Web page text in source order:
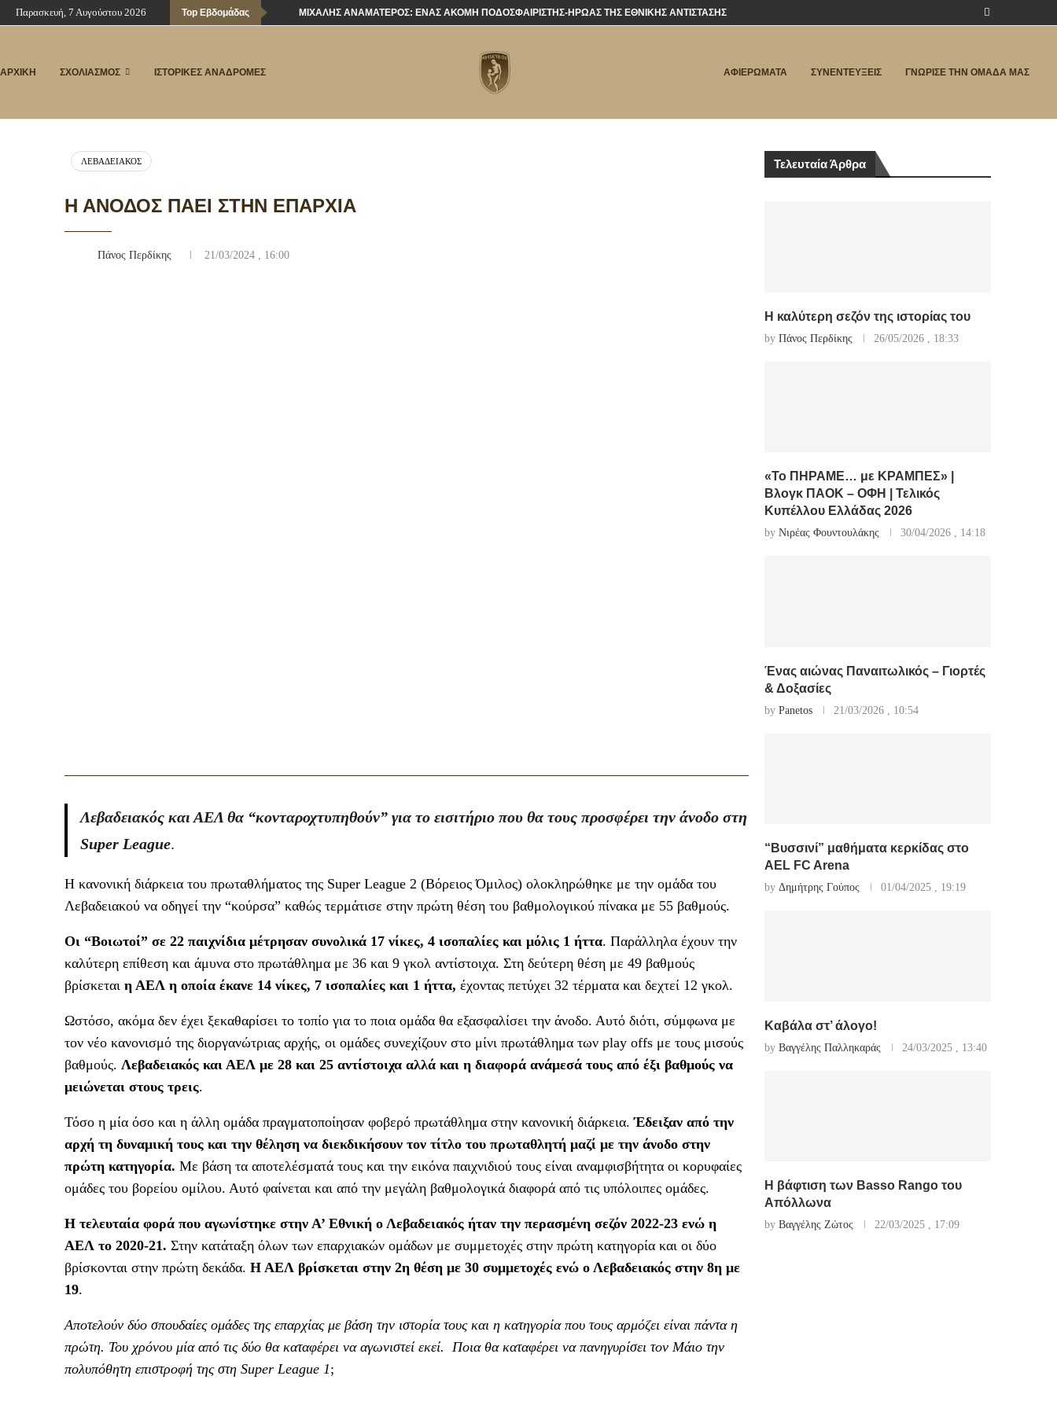
Παρασκευή, 7 Αυγούστου 2026 Top Εβδομάδας ΜΙΧΆΛΗΣ ΑΝΑΜΑΤΕΡΌΣ: ΈΝΑΣ ΑΚΌΜΗ ΠΟΔΟΣΦΑΙΡΙΣΤΉΣ-ΉΡΩΑΣ ΤΗΣ ΕΘΝΙΚΉΣ ΑΝΤΊΣΤΑΣΗΣ
ΑΡΧΙΚΗ ΣΧΟΛΙΑΣΜΟΣ ΙΣΤΟΡΙΚΕΣ ΑΝΑΔΡΟΜΕΣ ΑΦΙΕΡΩΜΑΤΑ ΣΥΝΕΝΤΕΥΞΕΙΣ ΓΝΩΡΙΣΕ ΤΗΝ ΟΜΑΔΑ ΜΑΣ
ΛΕΒΑΔΕΙΑΚΌΣ
Η ΆΝΟΔΟΣ ΠΆΕΙ ΣΤΗΝ ΕΠΑΡΧΊΑ
Πάνος Περδίκης 21/03/2024 , 16:00
Λεβαδειακός και ΑΕΛ θα “κονταροχτυπηθούν” για το εισιτήριο που θα τους προσφέρει την άνοδο στη
Super League.
Η κανονική διάρκεια του πρωταθλήματος της Super League 2 (Βόρειος Όμιλος) ολοκληρώθηκε με την ομάδα του
Λεβαδειακού να οδηγεί την “κούρσα” καθώς τερμάτισε στην πρώτη θέση του βαθμολογικού πίνακα με 55 βαθμούς.
Οι “Βοιωτοί” σε 22 παιχνίδια μέτρησαν συνολικά 17 νίκες, 4 ισοπαλίες και μόλις 1 ήττα. Παράλληλα έχουν την
καλύτερη επίθεση και άμυνα στο πρωτάθλημα με 36 και 9 γκολ αντίστοιχα. Στη δεύτερη θέση με 49 βαθμούς
βρίσκεται η ΑΕΛ η οποία έκανε 14 νίκες, 7 ισοπαλίες και 1 ήττα, έχοντας πετύχει 32 τέρματα και δεχτεί 12 γκολ.
Ωστόσο, ακόμα δεν έχει ξεκαθαρίσει το τοπίο για το ποια ομάδα θα εξασφαλίσει την άνοδο. Αυτό διότι, σύμφωνα με
τον νέο κανονισμό της διοργανώτριας αρχής, οι ομάδες συνεχίζουν στο μίνι πρωτάθλημα των play offs με τους μισούς
βαθμούς. Λεβαδειακός και ΑΕΛ με 28 και 25 αντίστοιχα αλλά και η διαφορά ανάμεσά τους από έξι βαθμούς να
μειώνεται στους τρεις.
Τόσο η μία όσο και η άλλη ομάδα πραγματοποίησαν φοβερό πρωτάθλημα στην κανονική διάρκεια.Έδειξαν από την
αρχή τη δυναμική τους και την θέληση να διεκδικήσουν τον τίτλο του πρωταθλητή μαζί με την άνοδο στην
πρώτη κατηγορία. Με βάση τα αποτελέσματά τους και την εικόνα παιχνιδιού τους είναι αναμφισβήτητα οι κορυφαίες
ομάδες του βορείου ομίλου. Αυτό φαίνεται και από την μεγάλη βαθμολογικά διαφορά από τις υπόλοιπες ομάδες.
Η τελευταία φορά που αγωνίστηκε στην Α’ Εθνική ο Λεβαδειακός ήταν την περασμένη σεζόν 2022-23 ενώ η
ΑΕΛ το 2020-21. Στην κατάταξη όλων των επαρχιακών ομάδων με συμμετοχές στην πρώτη κατηγορία και οι δύο
βρίσκονται στην πρώτη δεκάδα. Η ΑΕΛ βρίσκεται στην 2η θέση με 30 συμμετοχές ενώ ο Λεβαδειακός στην 8η με
19.
Αποτελούν δύο σπουδαίες ομάδες της επαρχίας με βάση την ιστορία τους και η κατηγορία που τους αρμόζει είναι πάντα η
πρώτη. Του χρόνου μία από τις δύο θα καταφέρει να αγωνιστεί εκεί. Ποια θα καταφέρει να πανηγυρίσει τον Μάιο την
πολυπόθητη επιστροφή της στη Super League 1;
Τελευταία Άρθρα
Η καλύτερη σεζόν της ιστορίας του
by Πάνος Περδίκης 26/05/2026 , 18:33
«Το ΠΗΡΑΜΕ… με ΚΡΑΜΠΕΣ» |
Βλογκ ΠΑΟΚ – ΟΦΗ | Τελικός
Κυπέλλου Ελλάδας 2026
by Νιρέας Φουντουλάκης 30/04/2026 , 14:18
Ένας αιώνας Παναιτωλικός – Γιορτές
& Δοξασίες
by Panetos 21/03/2026 , 10:54
“Βυσσινί” μαθήματα κερκίδας στο
AEL FC Arena
by Δημήτρης Γούπος 01/04/2025 , 19:19
Καβάλα στ’ άλογο!
by Βαγγέλης Παλληκαράς 24/03/2025 , 13:40
Η βάφτιση των Basso Rango του
Απόλλωνα
by Βαγγέλης Ζώτος 22/03/2025 , 17:09